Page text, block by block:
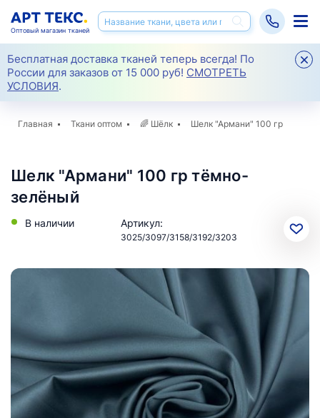
Бесплатная доставка тканей теперь всегда! По
России для заказов от 15 000 руб! СМОТРЕТЬ
УСЛОВИЯ.
Оптовый магазин тканей
Главная Ткани оптом 🌈 Шёлк Шелк "Армани" 100 гр
Шелк "Армани" 100 гр тёмно-
зелёный
В наличии Артикул:
3025/3097/3158/3192/3203